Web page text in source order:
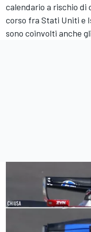
calendario a rischio di
corso fra Stati Uniti e
sono coinvolti anche